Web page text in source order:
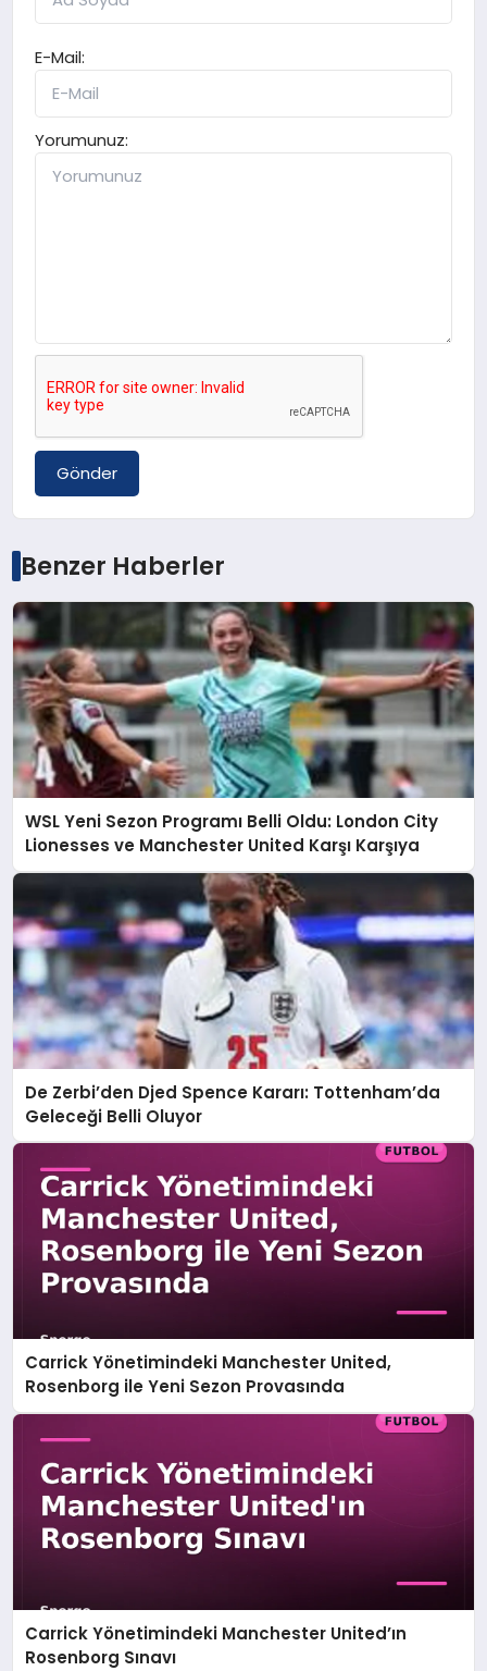
E-Mail:
Yorumunuz:
Gönder
Benzer Haberler
WSL Yeni Sezon Programı Belli Oldu: London City
Lionesses ve Manchester United Karşı Karşıya
De Zerbi’den Djed Spence Kararı: Tottenham’da
Geleceği Belli Oluyor
Carrick Yönetimindeki Manchester United,
Rosenborg ile Yeni Sezon Provasında
Carrick Yönetimindeki Manchester United’ın
Rosenborg Sınavı